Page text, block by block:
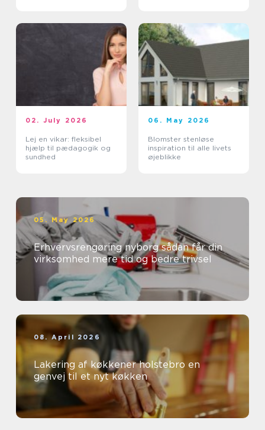
02. July 2026
Lej en vikar: fleksibel
hjælp til pædagogik og
sundhed
06. May 2026
Blomster stenløse
inspiration til alle livets
øjeblikke
05. May 2026
Erhvervsrengøring nyborg sådan får din
virksomhed mere tid og bedre trivsel
08. April 2026
Lakering af køkkener holstebro en
genvej til et nyt køkken